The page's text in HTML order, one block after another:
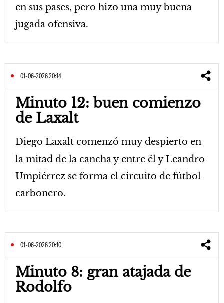
en sus pases, pero hizo una muy buena
jugada ofensiva.
01-06-2026 20:14
Minuto 12: buen comienzo
de Laxalt
Diego Laxalt comenzó muy despierto en
la mitad de la cancha y entre él y Leandro
Umpiérrez se forma el circuito de fútbol
carbonero.
01-06-2026 20:10
Minuto 8: gran atajada de
Rodolfo